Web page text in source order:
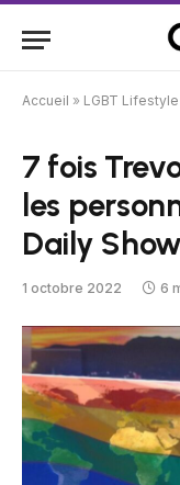
Accueil » LGBT Lifestyle
7 fois
les
Daily
1 octobre 2022 6